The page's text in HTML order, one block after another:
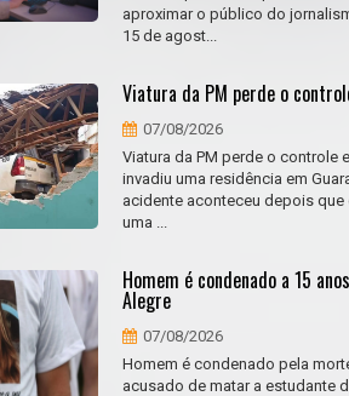
aproximar o público do
15 de agost...
Viatura da PM perde o
07/08/2026
Viatura da PM perde o controle
invadiu uma residência em
acidente aconteceu depois
uma ...
Homem é condenado a 15
Alegre
07/08/2026
Homem é condenado pela
acusado de matar a estudante